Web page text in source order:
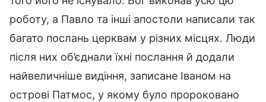
роботу, а Павло та інші апостоли написали так
багато послань церквам у різних місцях. Люди
після них об’єднали їхні послання й додали
найвеличніше видіння, записане Іваном на
острові Патмос, у якому було пророковано